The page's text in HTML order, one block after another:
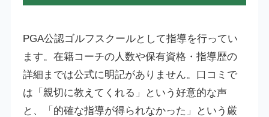
PGA公認ゴルフスクールとして指導を行ってい
ます。在籍コーチの人数や保有資格・指導歴の
詳細までは公式に明記がありません。口コミで
は「親切に教えてくれる」という好意的な声
と、「的確な指導が得られなかった」という厳